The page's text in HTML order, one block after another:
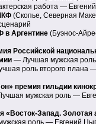
работа —
(Скопье, Северная
в Аргентине (Буэнос-
Российской
— Лучшая мужская
роль второго плана
премия гильдии
мужская роль —
«Восток-Запад. Золотая
роль — Евгений